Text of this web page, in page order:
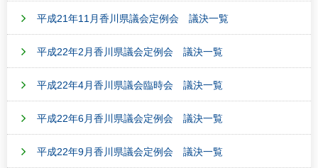
平成21年11月香川県議会定例会 議決一覧
平成22年2月香川県議会定例会 議決一覧
平成22年4月香川県議会臨時会 議決一覧
平成22年6月香川県議会定例会 議決一覧
平成22年9月香川県議会定例会 議決一覧